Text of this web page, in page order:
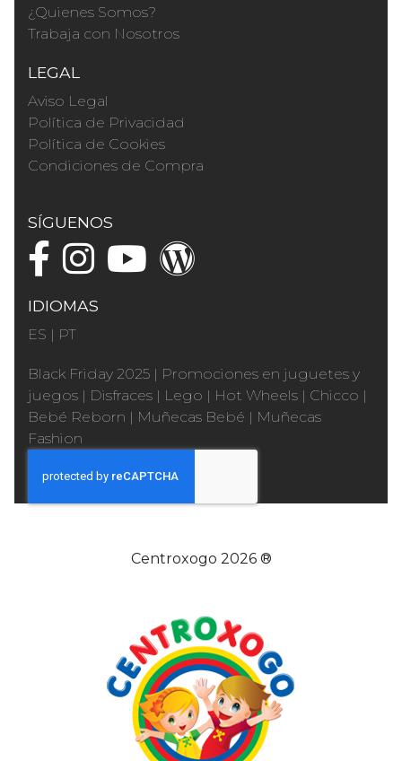
¿Quienes Somos?
Trabaja con Nosotros
LEGAL
Aviso Legal
Política de Privacidad
Política de Cookies
Condiciones de Compra
SÍGUENOS
IDIOMAS
ES | PT
Black Friday 2025 | Promociones en juguetes y
juegos | Disfraces | Lego | Hot Wheels | Chicco |
Bebé Reborn | Muñecas Bebé | Muñecas
Fashion
Centroxogo 2026 ®